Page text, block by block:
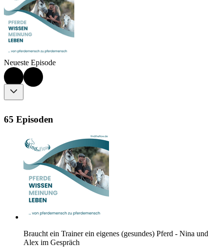
Neueste Episode
65 Episoden
Braucht ein Trainer ein eigenes (gesundes) Pferd - Nina und
Alex im Gespräch